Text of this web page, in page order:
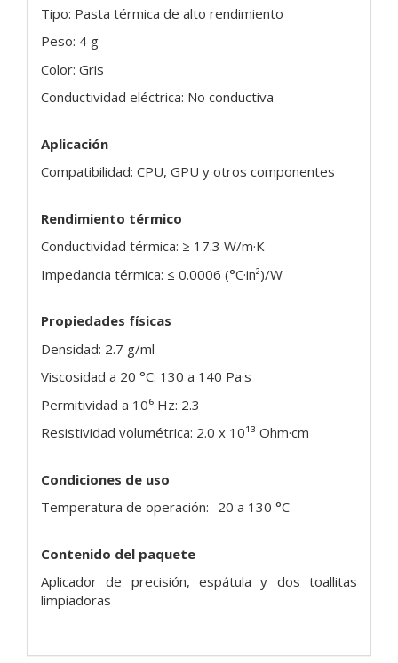
Tipo: Pasta térmica de alto rendimiento
Peso: 4 g
Color: Gris
Conductividad eléctrica: No conductiva
Aplicación
Compatibilidad: CPU, GPU y otros componentes
Rendimiento térmico
Conductividad térmica: ≥ 17.3 W/m·K
Impedancia térmica: ≤ 0.0006 (°C·in²)/W
Propiedades físicas
Densidad: 2.7 g/ml
Viscosidad a 20 °C: 130 a 140 Pa·s
Permitividad a 10⁶ Hz: 2.3
Resistividad volumétrica: 2.0 x 10¹³ Ohm·cm
Condiciones de uso
Temperatura de operación: -20 a 130 °C
Contenido del paquete
Aplicador de precisión, espátula y dos toallitas
limpiadoras